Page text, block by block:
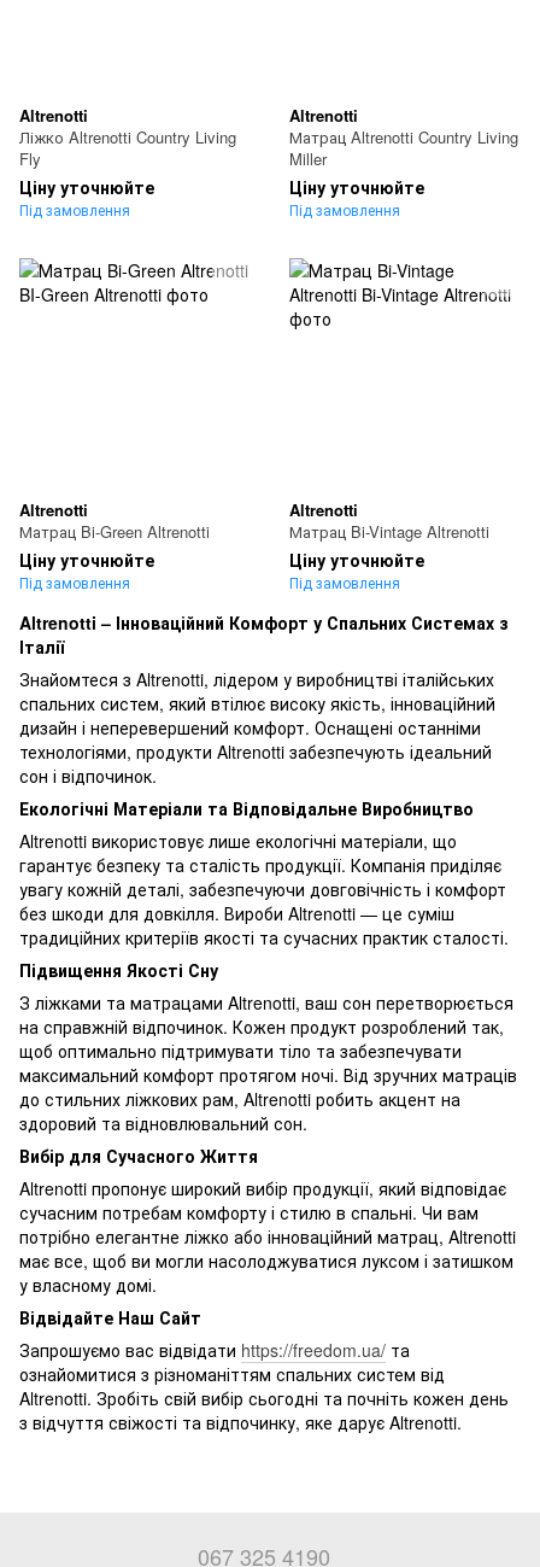
Altrenotti
Ліжко Altrenotti Country Living
Fly
Ціну уточнюйте
Під замовлення
Altrenotti
Матрац Altrenotti Country Living
Miller
Ціну уточнюйте
Під замовлення
Altrenotti
Матрац Bi-Green Altrenotti
Ціну уточнюйте
Під замовлення
Altrenotti
Матрац Bi-Vintage Altrenotti
Ціну уточнюйте
Під замовлення
Altrenotti – Інноваційний Комфорт у Спальних Системах з
Італії
Знайомтеся з Altrenotti, лідером у виробництві італійських
спальних систем, який втілює високу якість, інноваційний
дизайн і неперевершений комфорт. Оснащені останніми
технологіями, продукти Altrenotti забезпечують ідеальний
сон і відпочинок.
Екологічні Матеріали та Відповідальне Виробництво
Altrenotti використовує лише екологічні матеріали, що
гарантує безпеку та сталість продукції. Компанія приділяє
увагу кожній деталі, забезпечуючи довговічність і комфорт
без шкоди для довкілля. Вироби Altrenotti — це суміш
традиційних критеріїв якості та сучасних практик сталості.
Підвищення Якості Сну
З ліжками та матрацами Altrenotti, ваш сон перетворюється
на справжній відпочинок. Кожен продукт розроблений так,
щоб оптимально підтримувати тіло та забезпечувати
максимальний комфорт протягом ночі. Від зручних матраців
до стильних ліжкових рам, Altrenotti робить акцент на
здоровий та відновлювальний сон.
Вибір для Сучасного Життя
Altrenotti пропонує широкий вибір продукції, який відповідає
сучасним потребам комфорту і стилю в спальні. Чи вам
потрібно елегантне ліжко або інноваційний матрац, Altrenotti
має все, щоб ви могли насолоджуватися луксом і затишком
у власному домі.
Відвідайте Наш Сайт
Запрошуємо вас відвідати https://freedom.ua/ та
ознайомитися з різноманіттям спальних систем від
Altrenotti. Зробіть свій вибір сьогодні та почніть кожен день
з відчуття свіжості та відпочинку, яке дарує Altrenotti.
067 325 4190